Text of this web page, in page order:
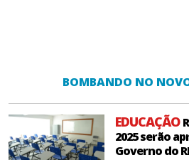
BOMBANDO NO
EDUCAÇÃO
2025 serão
Governo do